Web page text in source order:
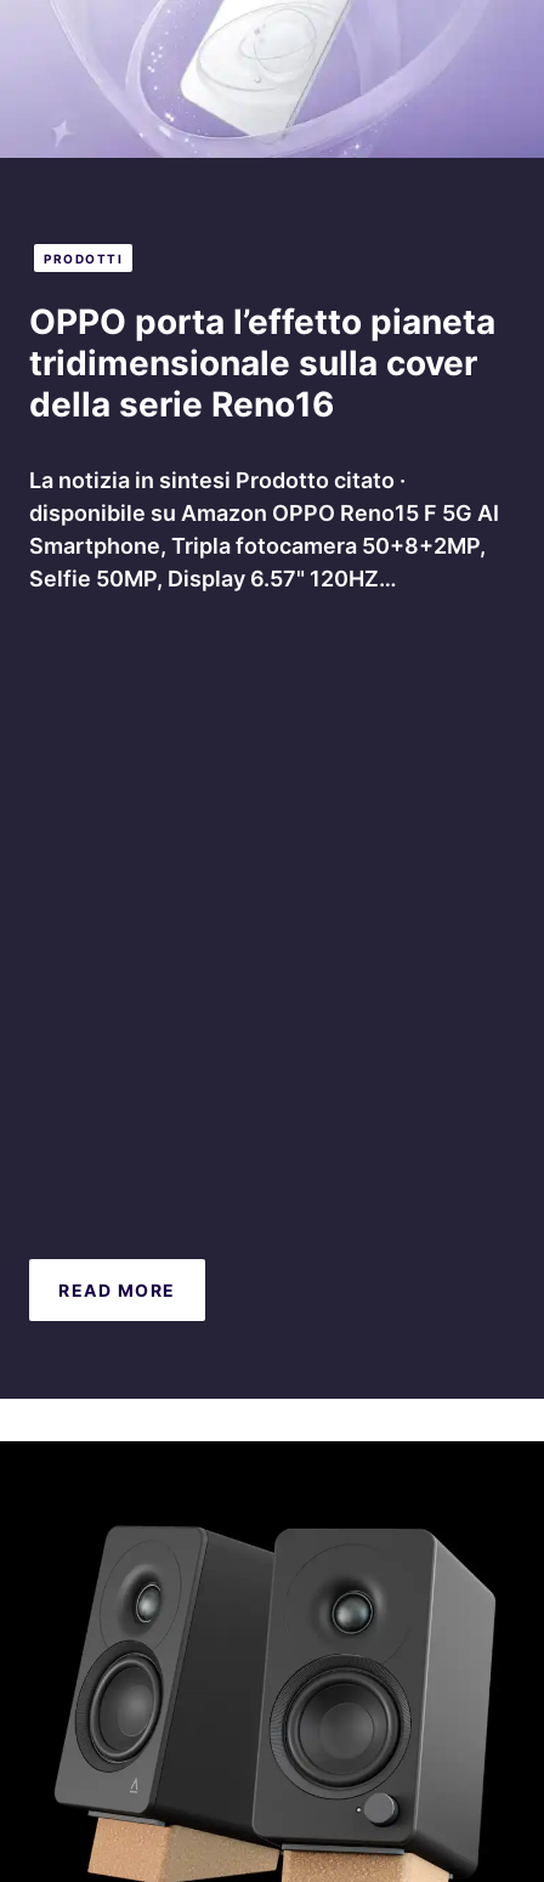
PRODOTTI
OPPO porta l’effetto pianeta
tridimensionale sulla cover
della serie Reno16
La notizia in sintesi Prodotto citato ·
disponibile su Amazon OPPO Reno15 F 5G AI
Smartphone, Tripla fotocamera 50+8+2MP,
Selfie 50MP, Display 6.57" 120HZ…
READ MORE